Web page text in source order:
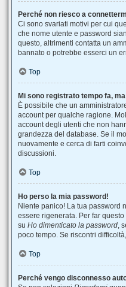
Perché non riesco a
Ci sono svariati motivi per cui
che nome utente e password
questo, altrimenti contatta un
bannato o potrebbe esserci un
Top
Mi sono registrato tempo fa,
È possibile che un
account per qualche ragione.
account degli utenti che non
grandezza del database. Se il
nuovamente e cerca di farti
discussioni.
Top
Ho perso la mia password!
Niente panico! La tua password
essere rigenerata. Per far
su Ho dimenticato la password,
poco tempo. Se riscontri
Top
Perché vengo disconnesso